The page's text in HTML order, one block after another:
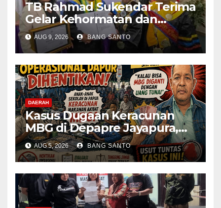
TB Rahmad Sukendar Terima
Gelar Kehormatan dan
Kemban Amanah Sebagai
Dewan Pembina STIJNAS
AUG 9, 2026 BANG SANTO
DAERAH
Kasus Dugaan Keracunan
MBG di Depapre Jayapura,
Aktivis Papua Minta
Operasional Dapur
Dihentikan & Evaluasi
Menyeluruh
AUG 5, 2026 BANG SANTO